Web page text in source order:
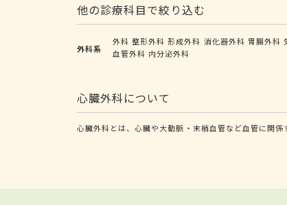
他の診療科目で絞り込む
外科系
外科 整形外科 形成外科 消化器外科 胃腸外科
血管外科 内分泌外科
心臓外科について
心臓外科とは、心臓や大動脈・末梢血管など血管に関係